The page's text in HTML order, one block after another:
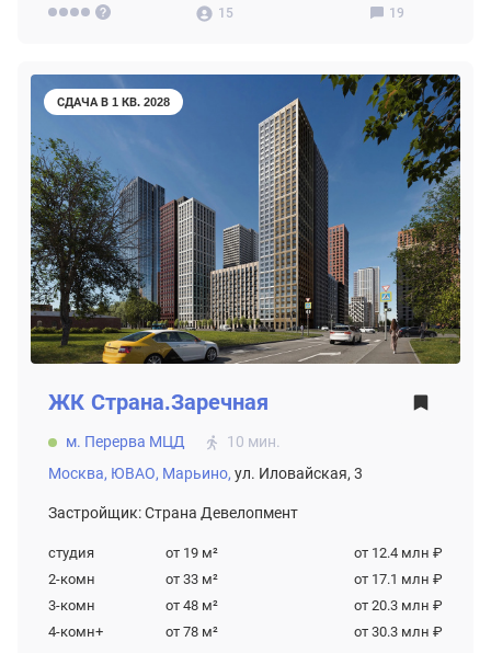
15
19
СДАЧА В 1 КВ. 2028
ЖК Страна.Заречная
м. Перерва МЦД
10 мин.
Москва, ЮВАО, Марьино, ул. Иловайская, 3
Застройщик: Страна Девелопмент
студия от 19 м²
от 12.4 млн ₽
2-комн
от 33 м²
от 17.1 млн ₽
3-комн
от 48 м²
от 20.3 млн ₽
4-комн+
от 78 м² от 30.3 млн ₽